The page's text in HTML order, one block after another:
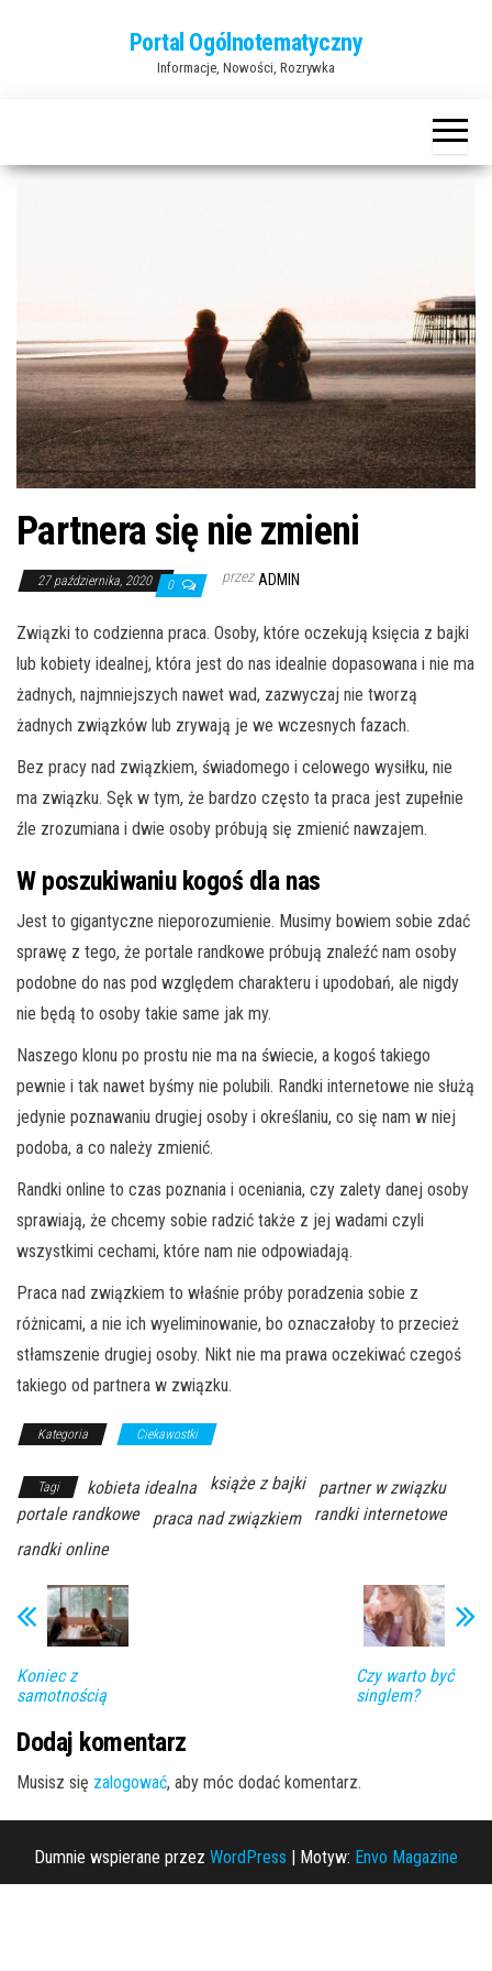
Portal Ogólnotematyczny
Informacje, Nowości, Rozrywka
Partnera się nie zmieni
27 października, 2020 0 przez ADMIN
Związki to codzienna praca. Osoby, które oczekują księcia z bajki
lub kobiety idealnej, która jest do nas idealnie dopasowana i nie ma
żadnych, najmniejszych nawet wad, zazwyczaj nie tworzą
żadnych związków lub zrywają je we wczesnych fazach.
Bez pracy nad związkiem, świadomego i celowego wysiłku, nie
ma związku. Sęk w tym, że bardzo często ta praca jest zupełnie
źle zrozumiana i dwie osoby próbują się zmienić nawzajem.
W poszukiwaniu kogoś dla nas
Jest to gigantyczne nieporozumienie. Musimy bowiem sobie zdać
sprawę z tego, że portale randkowe próbują znaleźć nam osoby
podobne do nas pod względem charakteru i upodobań, ale nigdy
nie będą to osoby takie same jak my.
Naszego klonu po prostu nie ma na świecie, a kogoś takiego
pewnie i tak nawet byśmy nie polubili. Randki internetowe nie służą
jedynie poznawaniu drugiej osoby i określaniu, co się nam w niej
podoba, a co należy zmienić.
Randki online to czas poznania i oceniania, czy zalety danej osoby
sprawiają, że chcemy sobie radzić także z jej wadami czyli
wszystkimi cechami, które nam nie odpowiadają.
Praca nad związkiem to właśnie próby poradzenia sobie z
różnicami, a nie ich wyeliminowanie, bo oznaczałoby to przecież
stłamszenie drugiej osoby. Nikt nie ma prawa oczekiwać czegoś
takiego od partnera w związku.
Kategoria Ciekawostki
Tagi kobieta idealna książe z bajki
partner w związku
portale randkowe
praca nad związkiem
randki internetowe
randki online
Koniec z
samotnością
Czy warto być
singlem?
Dodaj komentarz
Musisz się zalogować, aby móc dodać komentarz.
Dumnie wspierane przez WordPress | Motyw: Envo Magazine